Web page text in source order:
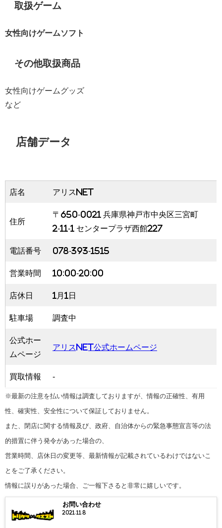
取扱ゲーム
女性向けゲームソフト
その他取扱商品
女性向けゲームグッズ
など
店舗データ
店名 アリスNET
住所
〒650-0021 兵庫県神戸市中央区三宮町
2-11-1 センタープラザ西館227
電話番号 078-393-1515
営業時間 10:00-20:00
店休日 1月1日
駐車場 調査中
公式ホー
ムページ
アリスNET公式ホームページ
買取情報 -
※最新の注意を払い情報は調査しておりますが、情報の正確性、有用
性、確実性、安全性について保証しておりません。
また、閉店に関する情報及び、政府、自治体からの緊急事態宣言等の法
的措置に伴う発令があった場合の、
営業時間、店休日の変更等、最新情報が記載されているわけではないこ
とをご了承ください。
情報に誤りがあった場合、ご一報下さると非常に嬉しいです。
お問い合わせ
2021.11.8